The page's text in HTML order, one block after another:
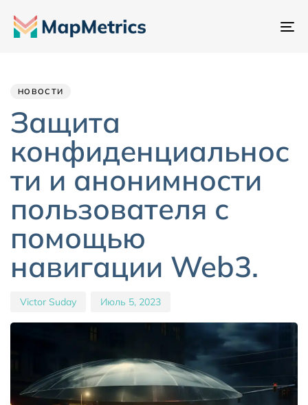
НОВОСТИ
Защита
конфиденциальнос
ти и анонимности
пользователя с
помощью
навигации Web3.
Victor Suday Июль 5, 2023